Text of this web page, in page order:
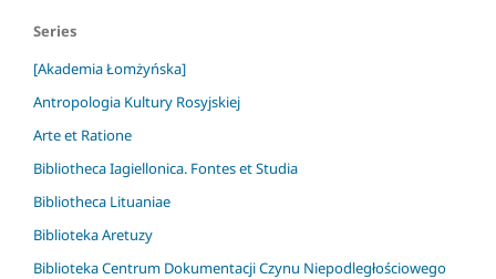
Series
[Akademia Łomżyńska]
Antropologia Kultury Rosyjskiej
Arte et Ratione
Bibliotheca Iagiellonica. Fontes et Studia
Bibliotheca Lituaniae
Biblioteka Aretuzy
Biblioteka Centrum Dokumentacji Czynu Niepodległościowego